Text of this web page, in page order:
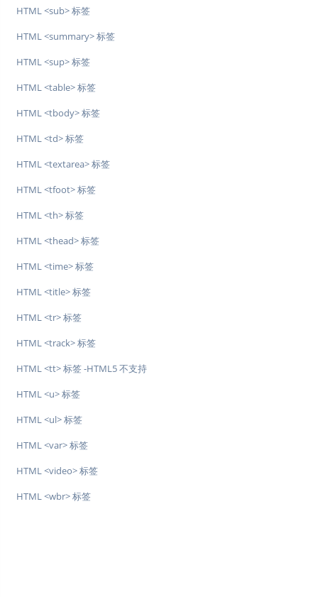
HTML <sub> 标签
HTML <summary> 标签
HTML <sup> 标签
HTML <table> 标签
HTML <tbody> 标签
HTML <td> 标签
HTML <textarea> 标签
HTML <tfoot> 标签
HTML <th> 标签
HTML <thead> 标签
HTML <time> 标签
HTML <title> 标签
HTML <tr> 标签
HTML <track> 标签
HTML <tt> 标签 -HTML5 不支持
HTML <u> 标签
HTML <ul> 标签
HTML <var> 标签
HTML <video> 标签
HTML <wbr> 标签